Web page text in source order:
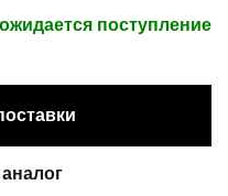
ожидается поступление